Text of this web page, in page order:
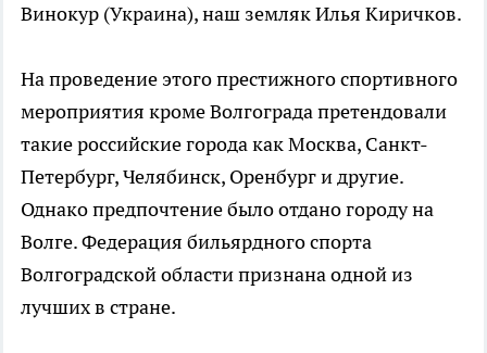
Винокур (Украина), наш земляк Илья Киричков.
На проведение этого престижного спортивного
мероприятия кроме Волгограда претендовали
такие российские города как Москва, Санкт-
Петербург, Челябинск, Оренбург и другие.
Однако предпочтение было отдано городу на
Волге. Федерация бильярдного спорта
Волгоградской области признана одной из
лучших в стране.